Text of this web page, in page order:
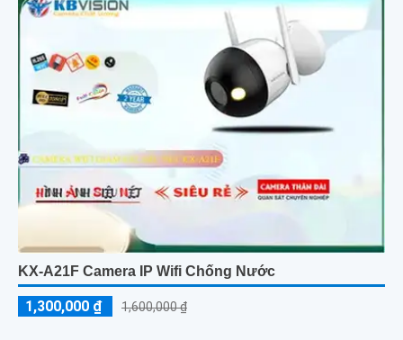
KX-A21F Camera IP Wifi Chống Nước
1,300,000 ₫ 1,600,000 ₫